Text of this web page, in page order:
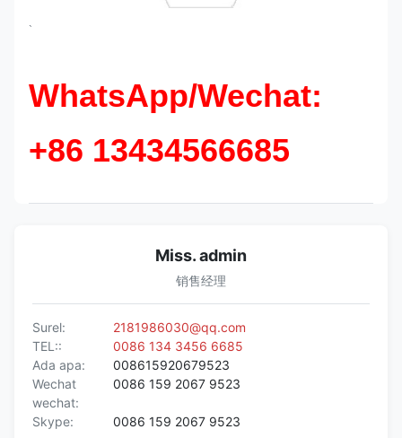
`
WhatsApp/Wechat:
+86 13434566685
Miss. admin
销售经理
Surel:
2181986030@qq.com
TEL::
0086 134 3456 6685
Ada apa:
008615920679523
Wechat
wechat:
0086 159 2067 9523
Skype: 0086 159 2067 9523